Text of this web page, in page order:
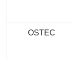
OSTEC